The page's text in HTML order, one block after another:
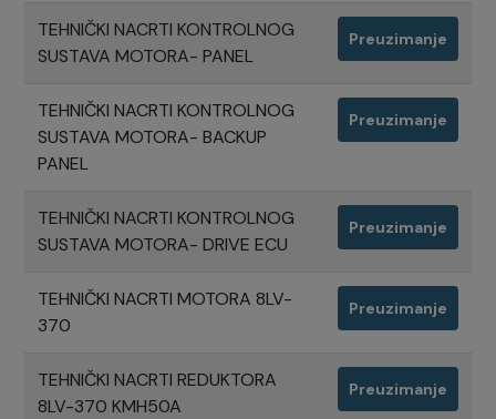
TEHNIČKI NACRTI KONTROLNOG
SUSTAVA MOTORA- PANEL
Preuzimanje
TEHNIČKI NACRTI KONTROLNOG
SUSTAVA MOTORA- BACKUP
PANEL
Preuzimanje
TEHNIČKI NACRTI KONTROLNOG
SUSTAVA MOTORA- DRIVE ECU
Preuzimanje
TEHNIČKI NACRTI MOTORA 8LV-
370
Preuzimanje
TEHNIČKI NACRTI REDUKTORA
8LV-370 KMH50A
Preuzimanje